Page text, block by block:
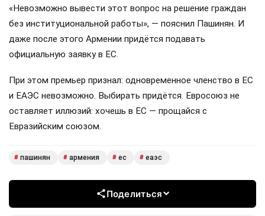
«Невозможно вывести этот вопрос на решение граждан
без институциональной работы», — пояснил Пашинян. И
даже после этого Армении придётся подавать
официальную заявку в ЕС.
При этом премьер признал: одновременное членство в ЕС
и ЕАЭС невозможно. Выбирать придётся. Евросоюз не
оставляет иллюзий: хочешь в ЕС — прощайся с
Евразийским союзом.
# пашинян # армения # ес # еаэс
Поделиться